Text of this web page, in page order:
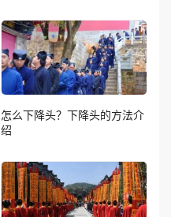
怎么下降头？下降头的方法介
绍